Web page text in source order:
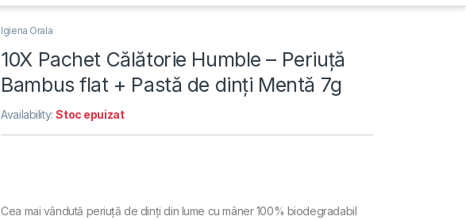
Igiena Orala
10X Pachet Călătorie Humble – Periuță
Bambus flat + Pastă de dinți Mentă 7g
Availability:Stoc epuizat
Cea mai vândută periuță de dinți din lume cu mâner 100% biodegradabil